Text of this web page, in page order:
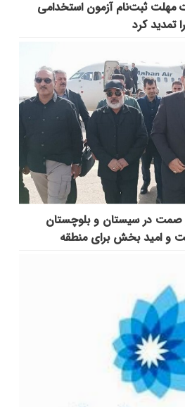
مهلت ثبت‌نام آزمون استخدامی
صمت در سیستان و بلوچستان
و امید بخش برای منطقه